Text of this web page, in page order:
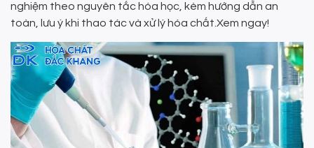
nghiệm theo nguyên tắc hóa học, kèm hướng dẫn an
toàn, lưu ý khi thao tác và xử lý hóa chất.Xem ngay!